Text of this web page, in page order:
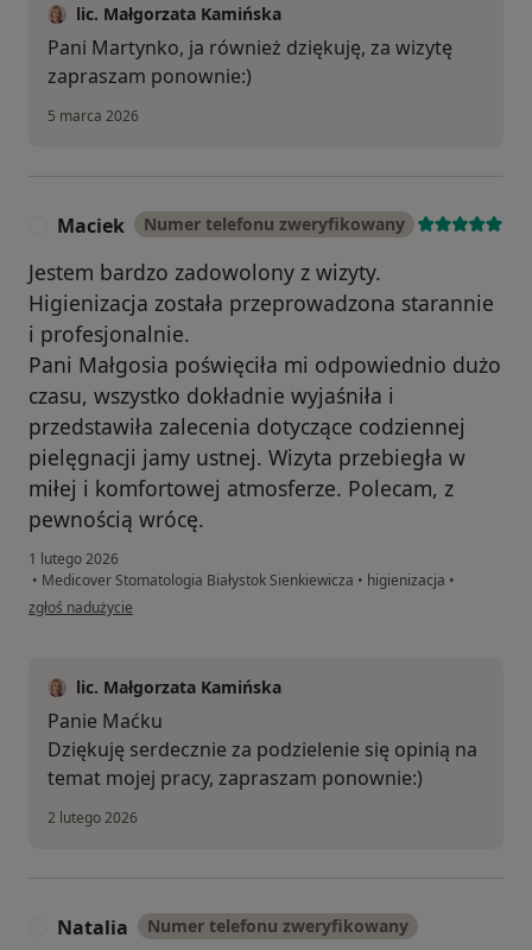
lic. Małgorzata Kamińska
Pani Martynko, ja również dziękuję, za wizytę
zapraszam ponownie:)
5 marca 2026
Maciek Numer telefonu zweryfikowany
Jestem bardzo zadowolony z wizyty.
Higienizacja została przeprowadzona starannie
i profesjonalnie.
Pani Małgosia poświęciła mi odpowiednio dużo
czasu, wszystko dokładnie wyjaśniła i
przedstawiła zalecenia dotyczące codziennej
pielęgnacji jamy ustnej. Wizyta przebiegła w
miłej i komfortowej atmosferze. Polecam, z
pewnością wrócę.
1 lutego 2026
• Medicover Stomatologia Białystok Sienkiewicza • higienizacja •
w opinii użytkownika Maciek
zgłoś nadużycie
lic. Małgorzata Kamińska
Panie Maćku
Dziękuję serdecznie za podzielenie się opinią na
temat mojej pracy, zapraszam ponownie:)
2 lutego 2026
Natalia Numer telefonu zweryfikowany